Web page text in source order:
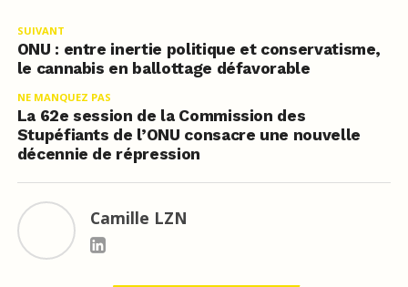
SUIVANT
ONU : entre inertie politique et conservatisme,
le cannabis en ballottage défavorable
NE MANQUEZ PAS
La 62e session de la Commission des
Stupéfiants de l’ONU consacre une nouvelle
décennie de répression
Camille LZN